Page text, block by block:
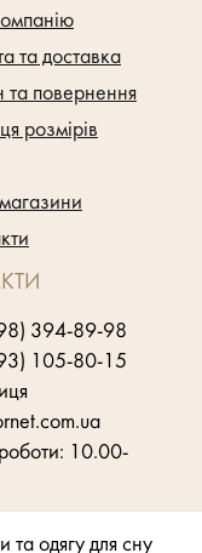
та доставка
та повернення
розмірів
394-89-98
105-80-15
роботи: 10.00-
та одягу для сну